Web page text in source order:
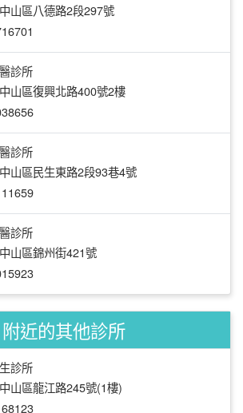
山區八德路2段297號
診所
山區復興北路400號2樓
診所
山區民生東路2段93巷4號
診所
山區錦州街421號
附近的其他診所
診所
山區龍江路245號(1樓)